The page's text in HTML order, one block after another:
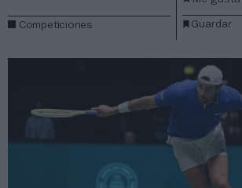
Competiciones Guardar